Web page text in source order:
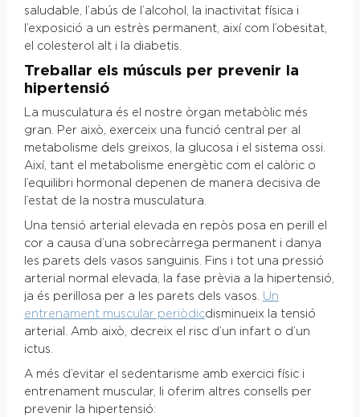
saludable, l’abús de l’alcohol, la inactivitat física i
l’exposició a un estrès permanent, així com l’obesitat,
el colesterol alt i la diabetis.
Treballar els músculs per prevenir la
hipertensió
La musculatura és el nostre òrgan metabòlic més
gran. Per això, exerceix una funció central per al
metabolisme dels greixos, la glucosa i el sistema ossi.
Així, tant el metabolisme energètic com el calòric o
l’equilibri hormonal depenen de manera decisiva de
l’estat de la nostra musculatura.
Una tensió arterial elevada en repòs posa en perill el
cor a causa d’una sobrecàrrega permanent i danya
les parets dels vasos sanguinis. Fins i tot una pressió
arterial normal elevada, la fase prèvia a la hipertensió,
ja és perillosa per a les parets dels vasos. Un
entrenament muscular periòdicdisminueix la tensió
arterial. Amb això, decreix el risc d’un infart o d’un
ictus.
A més d’evitar el sedentarisme amb exercici físic i
entrenament muscular, li oferim altres consells per
prevenir la hipertensió: